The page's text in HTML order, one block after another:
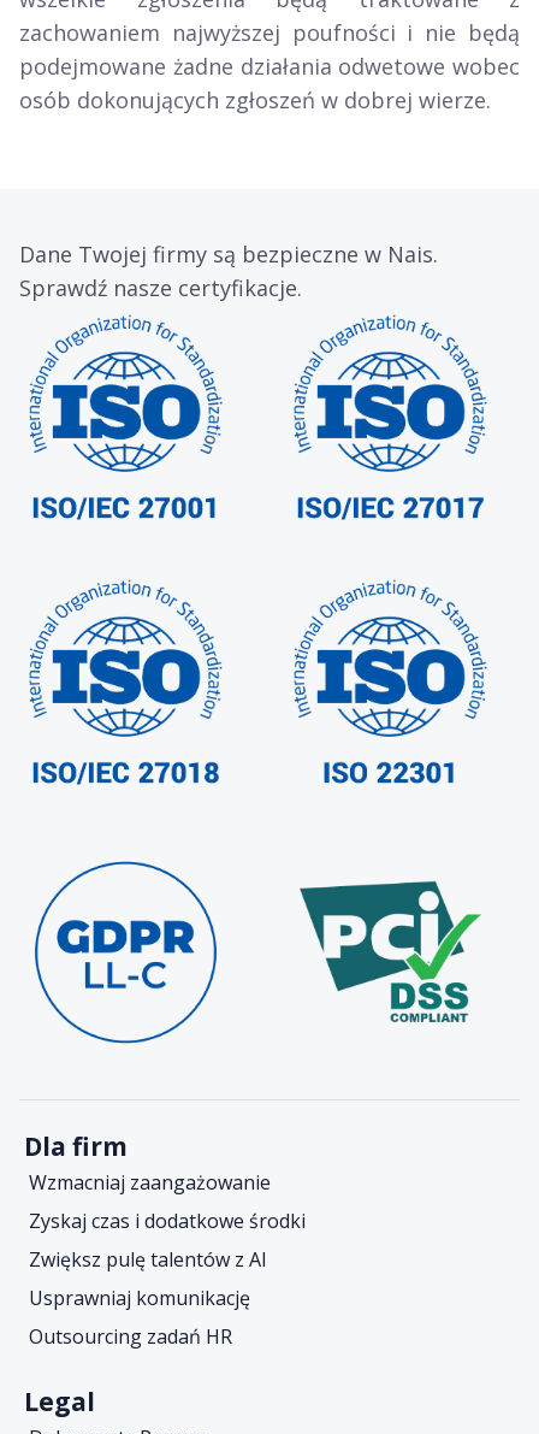
zachowaniem najwyższej poufności i nie będą
podejmowane żadne działania odwetowe wobec
osób dokonujących zgłoszeń w dobrej wierze.
Dane Twojej firmy są bezpieczne w Nais.
Sprawdź nasze certyfikacje.
Dla firm
Wzmacniaj zaangażowanie
Zyskaj czas i dodatkowe środki
Zwiększ pulę talentów z AI
Usprawniaj komunikację
Outsourcing zadań HR
Legal